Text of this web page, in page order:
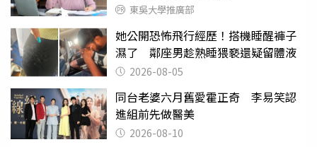
東吳大學推廣部
她公開恐怖飛行經歷！搭機睡醒褲子
濕了 鄰座男趁熟睡猥褻還疑留體液
2026-08-05
同台老婆六月舊愛霍正奇 李易笑認
進組前先做醫美
2026-08-10